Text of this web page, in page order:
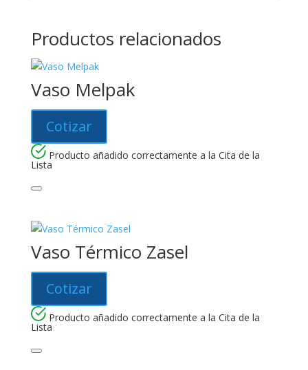
Productos relacionados
Vaso Melpak
Cotizar
Producto añadido correctamente a la Cita de la
Lista
Vaso Térmico Zasel
Cotizar
Producto añadido correctamente a la Cita de la
Lista